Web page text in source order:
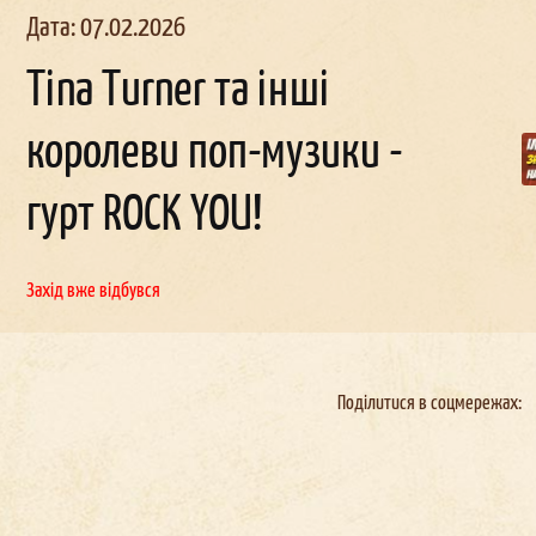
Дата: 07.02.2026
Tina Turner та інші
королеви поп-музики -
гурт ROCK YOU!
Захід вже відбувся
Поділитися в соцмережах:
в Корпоратив в
Докерах